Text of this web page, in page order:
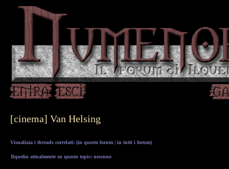
[cinema] Van Helsing
Visualizza i threads correlati: (in questo forum | in tutti i forum)
Ilquelin attualmente su questo topic: nessuno